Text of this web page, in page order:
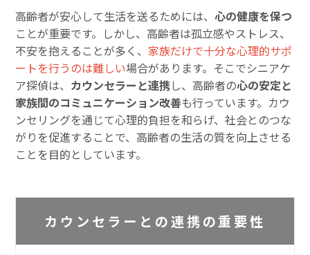
高齢者が安心して生活を送るためには、心の健康を保つ
ことが重要です。しかし、高齢者は孤立感やストレス、
不安を抱えることが多く、家族だけで十分な心理的サポ
ートを行うのは難しい場合があります。そこでシニアケ
ア探偵は、 カウンセラーと連携し、高齢者の心の安定と
家族間のコミュニケーション改善も行っています。カウ
ンセリングを通じて心理的負担を和らげ、社会とのつな
がりを促進することで、高齢者の生活の質を向上させる
ことを目的としています。
カウンセラーとの連携の重要性